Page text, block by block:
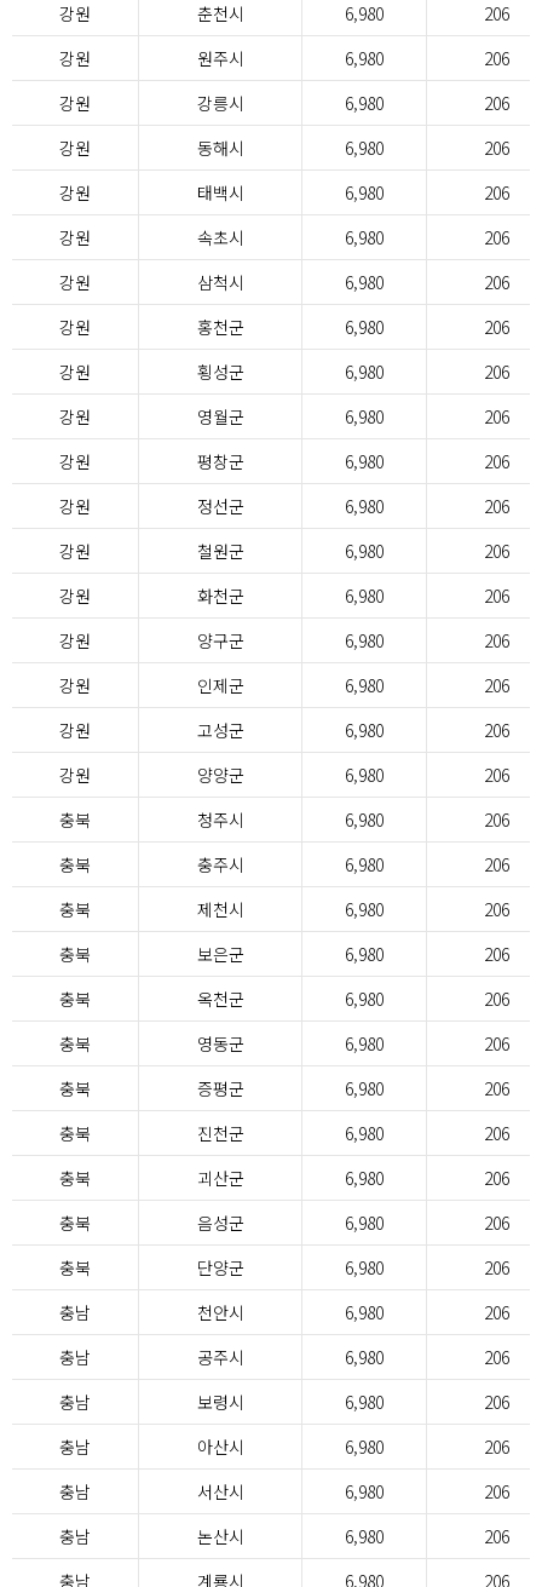
강원
춘천시 6,980
206
강원
원주시 6,980
206
강원
강릉시 6,980
206
강원
동해시 6,980
206
강원
태백시 6,980
206
강원
속초시 6,980
206
강원
삼척시 6,980
206
강원
홍천군 6,980
206
강원
횡성군 6,980
206
강원
영월군 6,980
206
강원
평창군 6,980
206
강원
정선군 6,980
206
강원
철원군 6,980
206
강원
화천군 6,980
206
강원
양구군 6,980
206
강원
인제군 6,980
206
강원
고성군 6,980
206
강원
양양군 6,980
206
충북
청주시 6,980
206
충북
충주시 6,980
206
충북
제천시 6,980
206
충북
보은군 6,980
206
충북
옥천군 6,980
206
충북
영동군 6,980
206
충북
증평군 6,980
206
충북
진천군 6,980
206
충북
괴산군 6,980
206
충북
음성군 6,980
206
충북
단양군 6,980
206
충남
천안시 6,980
206
충남
공주시 6,980
206
충남
보령시 6,980
206
충남
아산시 6,980
206
충남
서산시 6,980
206
충남
논산시 6,980
206
충남
계룡시 6,980 206